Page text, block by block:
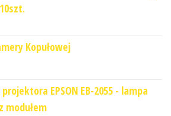
Kopułowej
EPSON EB-2055 - lampa
modułem